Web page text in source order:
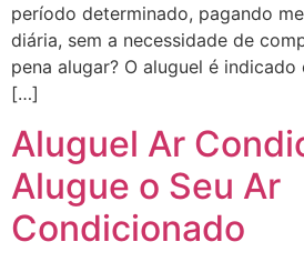
período determinado, pagando
diária, sem a necessidade de
pena alugar? O aluguel é
[…]
Aluguel Ar
Alugue o Seu Ar
Condicionado